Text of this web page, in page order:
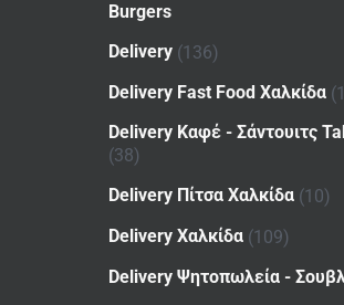
Burgers
Delivery (136)
Delivery Fast Food Χαλκίδα
Delivery Καφέ - Σάντουιτς
(38)
Delivery Πίτσα Χαλκίδα (10)
Delivery Χαλκίδα (109)
Delivery Ψητοπωλεία -